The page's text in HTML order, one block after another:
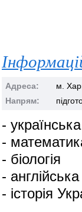
Адреса:
м.
Напрям:
-
-
- біологія
-
- історія